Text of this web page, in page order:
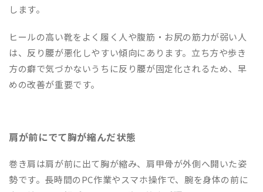
します。
ヒールの高い靴をよく履く人や腹筋・お尻の筋力が弱い人
は、反り腰が悪化しやすい傾向にあります。立ち方や歩き
方の癖で気づかないうちに反り腰が固定化されるため、早
めの改善が重要です。
肩が前にでて胸が縮んだ状態
巻き肩は肩が前に出て胸が縮み、肩甲骨が外側へ開いた姿
勢です。長時間のPC作業やスマホ操作で、腕を身体の前に